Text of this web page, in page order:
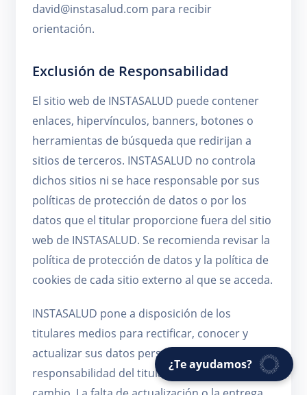
david@instasalud.com para recibir
orientación.
Exclusión de Responsabilidad
El sitio web de INSTASALUD puede contener
enlaces, hipervínculos, banners, botones o
herramientas de búsqueda que redirijan a
sitios de terceros. INSTASALUD no controla
dichos sitios ni se hace responsable por sus
políticas de protección de datos o por los
datos que el titular proporcione fuera del sitio
web de INSTASALUD. Se recomienda revisar la
política de protección de datos y la política de
cookies de cada sitio externo al que se acceda.
INSTASALUD pone a disposición de los
titulares medios para rectificar, conocer y
actualizar sus datos personales. Es
responsabilidad del titular informar cualquier
¿Te ayudamos?